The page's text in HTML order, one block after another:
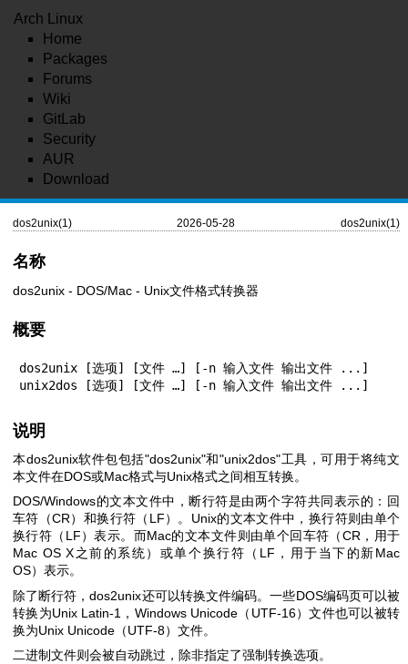
Arch Linux
Home
Packages
Forums
Wiki
GitLab
Security
AUR
Download
dos2unix(1) 2026-05-28 dos2unix(1)
名称
dos2unix - DOS/Mac - Unix文件格式转换器
概要
dos2unix [选项] [文件 …] [-n 输入文件 输出文件 ...]
unix2dos [选项] [文件 …] [-n 输入文件 输出文件 ...]
说明
本dos2unix软件包包括"dos2unix"和"unix2dos"工具，可用于将纯文
本文件在DOS或Mac格式与Unix格式之间相互转换。
DOS/Windows的文本文件中，断行符是由两个字符共同表示的：回
车符（CR）和换行符（LF）。Unix的文本文件中，换行符则由单个
换行符（LF）表示。而Mac的文本文件则由单个回车符（CR，用于
Mac OS X之前的系统）或单个换行符（LF，用于当下的新Mac
OS）表示。
除了断行符，dos2unix还可以转换文件编码。一些DOS编码页可以被
转换为Unix Latin-1，Windows Unicode（UTF-16）文件也可以被转
换为Unix Unicode（UTF-8）文件。
二进制文件则会被自动跳过，除非指定了强制转换选项。